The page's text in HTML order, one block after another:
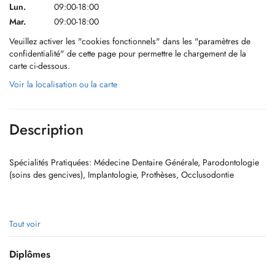
Lun.
09:00-18:00
Mar.
09:00-18:00
Veuillez activer les "cookies fonctionnels" dans les "paramètres de
confidentialité" de cette page pour permettre le chargement de la
carte ci-dessous.
Voir la localisation ou la carte
Description
Spécialités Pratiquées: Médecine Dentaire Générale, Parodontologie
(soins des gencives), Implantologie, Prothèses, Occlusodontie
Tout voir
Diplômes